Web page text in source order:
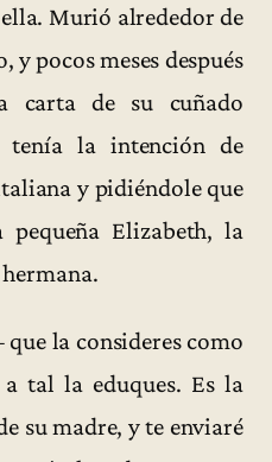
Murió alrededor de
y pocos meses después
carta de su cuñado
tenía la intención de
y pidiéndole que
Elizabeth, la
la consideres como
tal la eduques. Es la
su madre, y te enviaré